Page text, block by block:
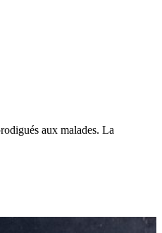
aux malades. La